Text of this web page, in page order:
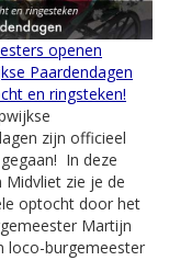
openen
Paardendagen
en ringsteken!
zijn officieel
In deze
Midvliet zie je de
optocht door het
Martijn
loco-burgemeester